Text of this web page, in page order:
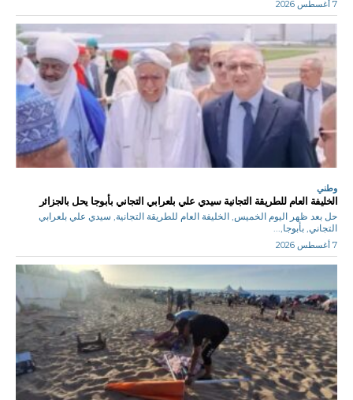
7 أغسطس 2026
وطني
الخليفة العام للطريقة التجانية سيدي علي بلعرابي التجاني بأبوجا يحل بالجزائر
حل بعد ظهر اليوم الخميس, الخليفة العام للطريقة التجانية, سيدي علي بلعرابي
التجاني, بأبوجا,...
7 أغسطس 2026